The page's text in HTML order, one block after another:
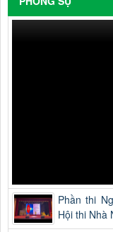
Phần thi
Hội thi Nhà